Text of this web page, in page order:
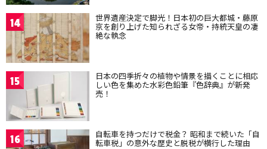
14 世界遺産決定で脚光！日本初の巨大都城・藤原
京を創り上げた知られざる女帝・持統天皇の凄
絶な執念
15 日本の四季折々の植物や情景を描くことに相応
しい色を集めた水彩色鉛筆『色辞典』が新発
売！
16 自転車を持つだけで税金？ 昭和まで続いた「自
転車税」の意外な歴史と脱税が横行した理由